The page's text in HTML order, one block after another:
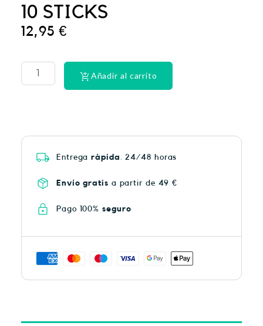
10 STICKS
12,95€
ULTRA
HEAT
PLUS
Añadir al carrito
Entregarápida . 24/48 horas
Envío gratis a partir de 49 €
Pago 100% seguro